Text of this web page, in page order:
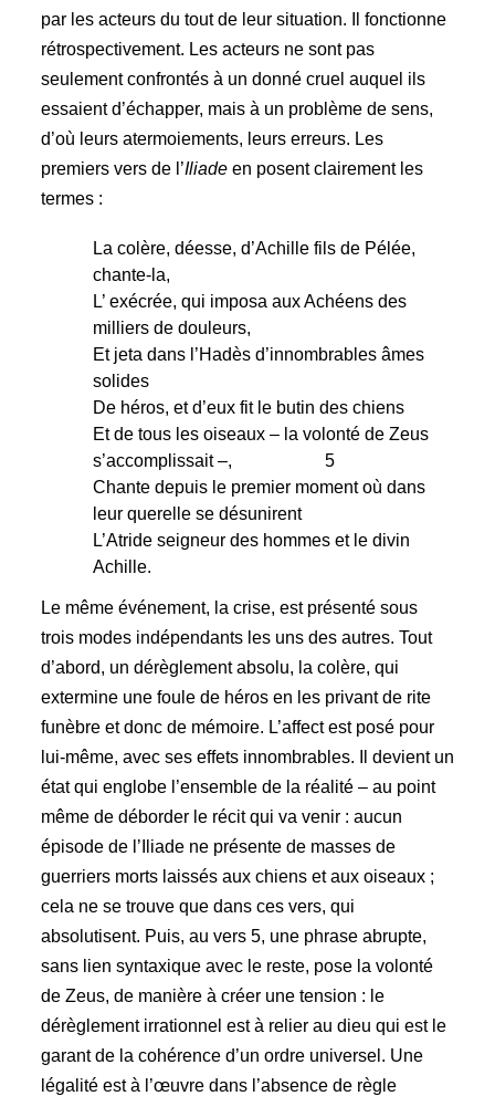
par les acteurs du tout de leur situation. Il fonctionne
rétrospectivement. Les acteurs ne sont pas
seulement confrontés à un donné cruel auquel ils
essaient d’échapper, mais à un problème de sens,
d’où leurs atermoiements, leurs erreurs. Les
premiers vers de l’Iliade en posent clairement les
termes :
La colère, déesse, d’Achille fils de Pélée,
chante-la,
L’ exécrée, qui imposa aux Achéens des
milliers de douleurs,
Et jeta dans l’Hadès d’innombrables âmes
solides
De héros, et d’eux fit le butin des chiens
Et de tous les oiseaux – la volonté de Zeus
s’accomplissait –, 5
Chante depuis le premier moment où dans
leur querelle se désunirent
L’Atride seigneur des hommes et le divin
Achille.
Le même événement, la crise, est présenté sous
trois modes indépendants les uns des autres. Tout
d’abord, un dérèglement absolu, la colère, qui
extermine une foule de héros en les privant de rite
funèbre et donc de mémoire. L’affect est posé pour
lui-même, avec ses effets innombrables. Il devient un
état qui englobe l’ensemble de la réalité – au point
même de déborder le récit qui va venir : aucun
épisode de l’Iliade ne présente de masses de
guerriers morts laissés aux chiens et aux oiseaux ;
cela ne se trouve que dans ces vers, qui
absolutisent. Puis, au vers 5, une phrase abrupte,
sans lien syntaxique avec le reste, pose la volonté
de Zeus, de manière à créer une tension : le
dérèglement irrationnel est à relier au dieu qui est le
garant de la cohérence d’un ordre universel. Une
légalité est à l’œuvre dans l’absence de règle